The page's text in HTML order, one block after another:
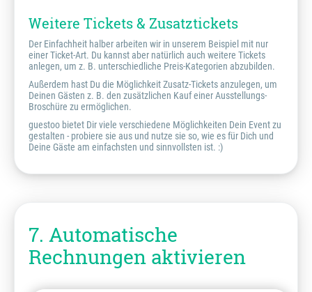
Weitere Tickets & Zusatztickets
Der Einfachheit halber arbeiten wir in unserem Beispiel mit nur
einer Ticket-Art. Du kannst aber natürlich auch weitere Tickets
anlegen, um z. B. unterschiedliche Preis-Kategorien abzubilden.
Außerdem hast Du die Möglichkeit Zusatz-Tickets anzulegen, um
Deinen Gästen z. B. den zusätzlichen Kauf einer Ausstellungs-
Broschüre zu ermöglichen.
guestoo bietet Dir viele verschiedene Möglichkeiten Dein Event zu
gestalten - probiere sie aus und nutze sie so, wie es für Dich und
Deine Gäste am einfachsten und sinnvollsten ist. :)
7. Automatische
Rechnungen aktivieren